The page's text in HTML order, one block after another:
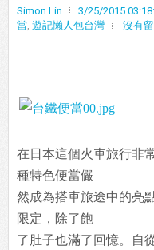
Simon Lin 3/25/2015
當 遊記懶人包台灣 沒有
在日本這個火車旅行非
種特色便當儼
然成為搭車旅途中的亮
限定，除了飽
了肚子也滿了回憶。自